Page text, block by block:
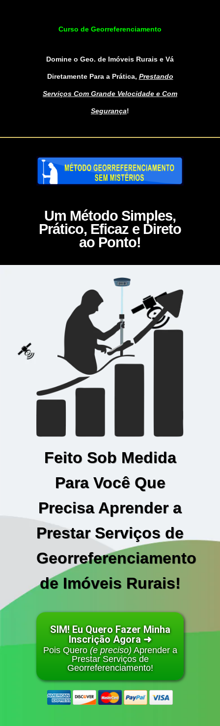
Curso de Georreferenciamento
Domine o Geo. de Imóveis Rurais e Vá
Diretamente Para a Prática, Prestando
Serviços Com Grande Velocidade e Com
Segurança!
Um Método Simples,
Prático, Eficaz e Direto
ao Ponto!
Feito Sob Medida
Para Você Que
Precisa Aprender a
Prestar Serviços de
Georreferenciamento
de Imóveis Rurais!
SIM! Eu Quero Fazer Minha
Inscrição Agora ➜
Pois Quero(e preciso)Aprender a
Prestar Serviços de
Georreferenciamento!